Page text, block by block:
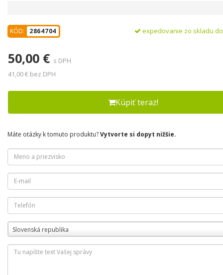
KÓD: 2864704 expedovanie zo skladu
50,00 € s DPH
41,00 € bez DPH
Kúpiť teraz!
Máte otázky k tomuto produktu?Vytvorte si dopyt nižšie.
Slovenská republika